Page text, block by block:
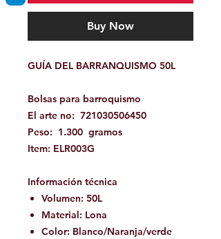
Buy Now
GUÍA DEL BARRANQUISMO 50L
Bolsas para barroquismo
El arte no: 721030506450
Peso: 1.300 gramos
Item: ELR003G
Información técnica
Volumen: 50L
Material: Lona
Color: Blanco/Naranja/verde